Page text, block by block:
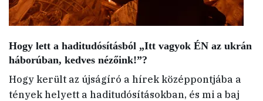
Hogy lett a haditudósításból „Itt vagyok ÉN az ukrán
háborúban, kedves nézőink!”?
Hogy került az újságíró a hírek középpontjába a
tények helyett a haditudósításokban, és mi a baj